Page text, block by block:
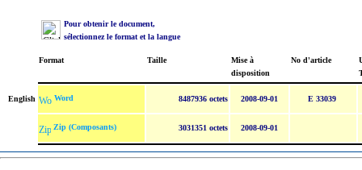
Pour obtenir le document,
sélectionnez le format et la langue
Format Taille
Mise à
disposition
No d'article
English Word 8487936 octets 2008-09-01 E 33039
Zip (Composants) 3031351 octets 2008-09-01